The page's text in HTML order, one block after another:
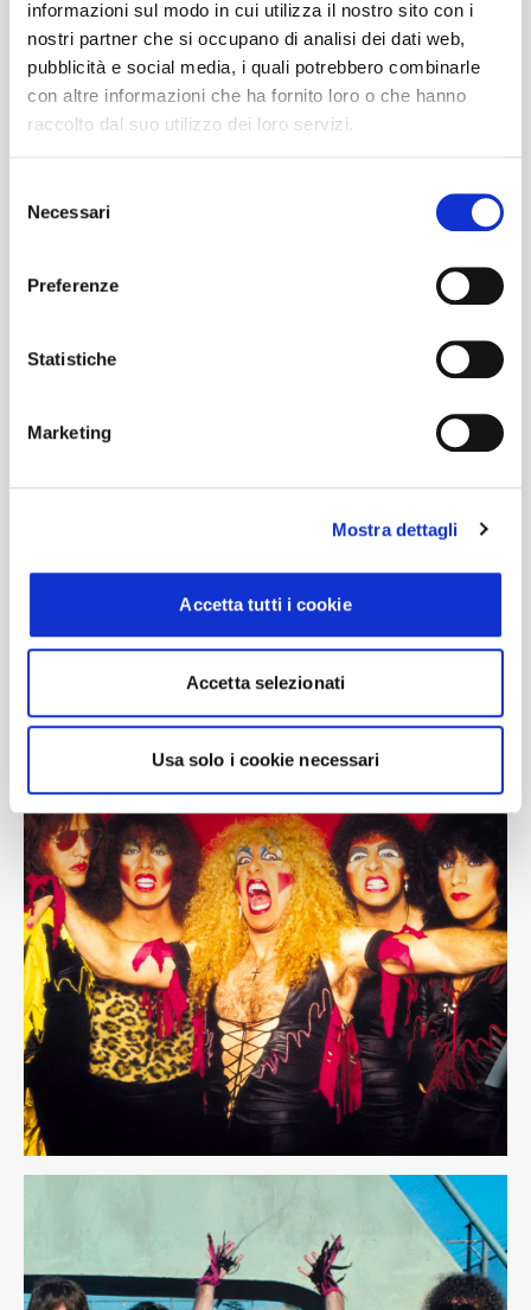
informazioni sul modo in cui utilizza il nostro sito con i
nostri partner che si occupano di analisi dei dati web,
pubblicità e social media, i quali potrebbero combinarle
con altre informazioni che ha fornito loro o che hanno
raccolto dal suo utilizzo dei loro servizi.
delNecessari
Preferenze
Statistiche
Marketing
Mostra dettagli
Accetta tutti i cookie
Accetta selezionati
Usa solo i cookie necessari
Rockol]
Immagini